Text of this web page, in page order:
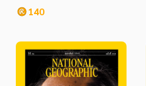
140